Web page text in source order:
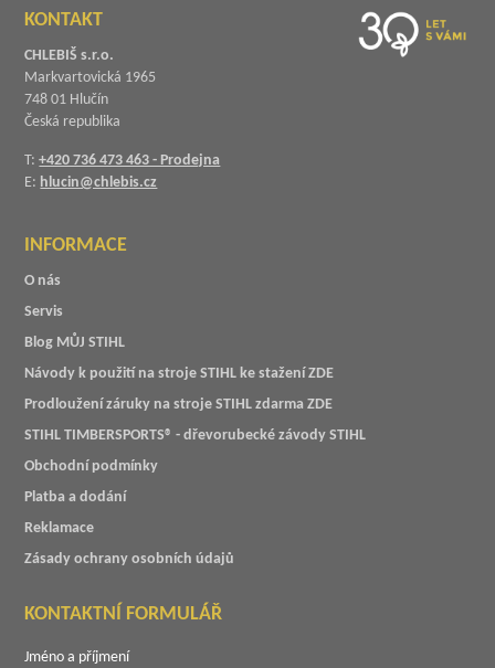
KONTAKT
CHLEBIŠ s.r.o.
Markvartovická 1965
748 01 Hlučín
Česká republika
T:+420 736 473 463 - Prodejna
E: hlucin@chlebis.cz
INFORMACE
O nás
Servis
Blog MŮJ STIHL
Návody k použití na stroje STIHL ke stažení ZDE
Prodloužení záruky na stroje STIHL zdarma ZDE
STIHL TIMBERSPORTS® - dřevorubecké závody STIHL
Obchodní podmínky
Platba a dodání
Reklamace
Zásady ochrany osobních údajů
KONTAKTNÍ FORMULÁŘ